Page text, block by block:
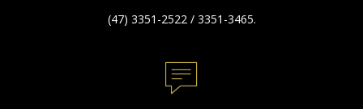
(47) 3351-2522 / 3351-3465.